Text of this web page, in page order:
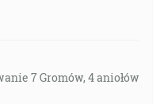
7 Gromów, 4 aniołów